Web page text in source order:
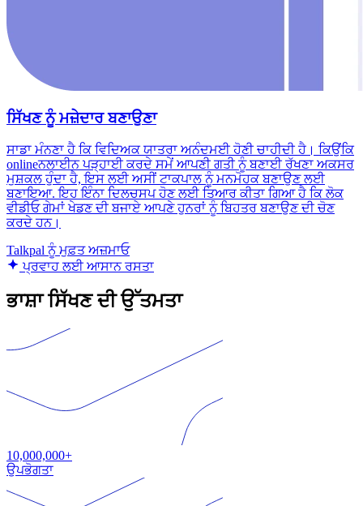
ਸਿੱਖਣ ਨੂੰ ਮਜ਼ੇਦਾਰ ਬਣਾਉਣਾ
ਸਾਡਾ ਮੰਨਣਾ ਹੈ ਕਿ ਵਿਦਿਅਕ ਯਾਤਰਾ ਅਨੰਦਮਈ ਹੋਣੀ ਚਾਹੀਦੀ ਹੈ। ਕਿਉਂਕਿ
onlineਨਲਾਈਨ ਪੜ੍ਹਾਈ ਕਰਦੇ ਸਮੇਂ ਆਪਣੀ ਗਤੀ ਨੂੰ ਬਣਾਈ ਰੱਖਣਾ ਅਕਸਰ
ਮੁਸ਼ਕਲ ਹੁੰਦਾ ਹੈ, ਇਸ ਲਈ ਅਸੀਂ ਟਾਕਪਾਲ ਨੂੰ ਮਨਮੋਹਕ ਬਣਾਉਣ ਲਈ
ਬਣਾਇਆ. ਇਹ ਇੰਨਾ ਦਿਲਚਸਪ ਹੋਣ ਲਈ ਤਿਆਰ ਕੀਤਾ ਗਿਆ ਹੈ ਕਿ ਲੋਕ
ਵੀਡੀਓ ਗੇਮਾਂ ਖੇਡਣ ਦੀ ਬਜਾਏ ਆਪਣੇ ਹੁਨਰਾਂ ਨੂੰ ਬਿਹਤਰ ਬਣਾਉਣ ਦੀ ਚੋਣ
ਕਰਦੇ ਹਨ।
Talkpal ਨੂੰ ਮੁਫ਼ਤ ਅਜ਼ਮਾਓ
ਪ੍ਰਵਾਹ ਲਈ ਆਸਾਨ ਰਸਤਾ
ਭਾਸ਼ਾ ਸਿੱਖਣ ਦੀ ਉੱਤਮਤਾ
10,000,000+
ਉਪਭੋਗਤਾ